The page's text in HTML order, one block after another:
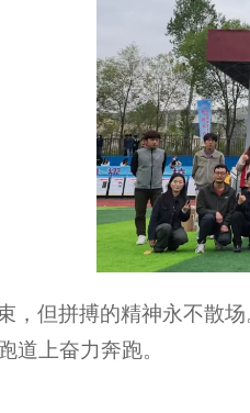
，但拼搏的精神永不散
道上奋力奔跑。